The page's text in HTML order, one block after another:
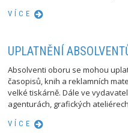
VÍCE
UPLATNĚNÍ
Absolventi oboru se mohou
časopisů, knih a reklamních
velké tiskárně. Dále ve
agenturách, grafických
VÍCE